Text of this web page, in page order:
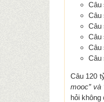
Câu 120
mooc” và
hỏi không